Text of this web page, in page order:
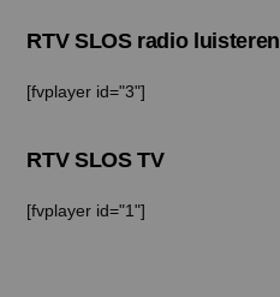
RTV SLOS radio luisteren
[fvplayer id="3"]
RTV SLOS TV
[fvplayer id="1"]